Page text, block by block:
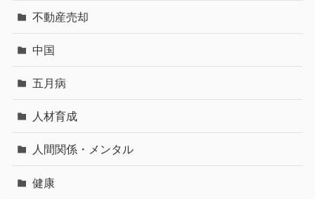
不動産売却
中国
五月病
人材育成
人間関係・メンタル
健康